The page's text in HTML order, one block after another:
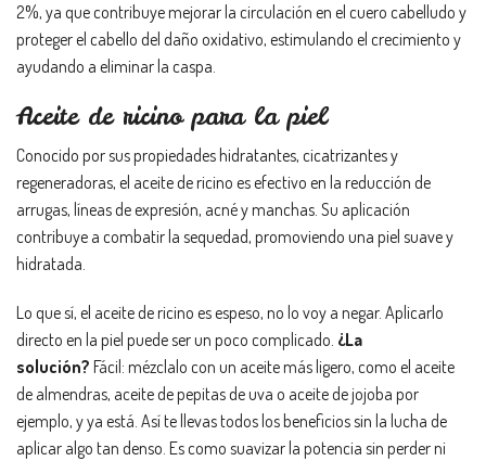
2%, ya que contribuye mejorar la circulación en el cuero cabelludo y
proteger el cabello del daño oxidativo, estimulando el crecimiento y
ayudando a eliminar la caspa.
Aceite de ricino para la piel
Conocido por sus propiedades hidratantes, cicatrizantes y
regeneradoras, el aceite de ricino es efectivo en la reducción de
arrugas, líneas de expresión, acné y manchas. Su aplicación
contribuye a combatir la sequedad, promoviendo una piel suave y
hidratada.
Lo que sí, el aceite de ricino es espeso, no lo voy a negar. Aplicarlo
directo en la piel puede ser un poco complicado. ¿La
solución? Fácil: mézclalo con un aceite más ligero, como el aceite
de almendras, aceite de pepitas de uva o aceite de jojoba por
ejemplo, y ya está. Así te llevas todos los beneficios sin la lucha de
aplicar algo tan denso. Es como suavizar la potencia sin perder ni